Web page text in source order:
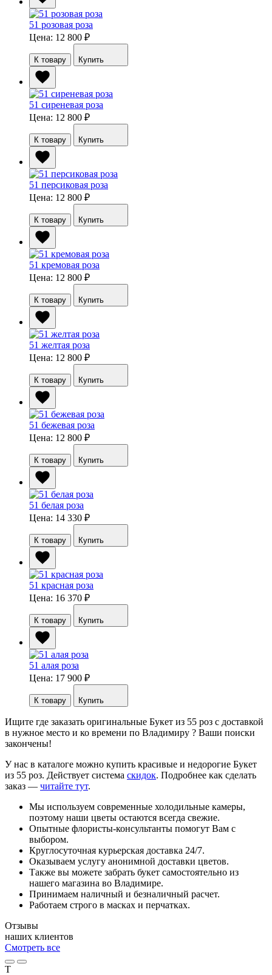
51 розовая роза
Цена: 12 800 ₽
К товару Купить
51 сиреневая роза
Цена: 12 800 ₽
К товару Купить
51 персиковая роза
Цена: 12 800 ₽
К товару Купить
51 кремовая роза
Цена: 12 800 ₽
К товару Купить
51 желтая роза
Цена: 12 800 ₽
К товару Купить
51 бежевая роза
Цена: 12 800 ₽
К товару Купить
51 белая роза
Цена: 14 330 ₽
К товару Купить
51 красная роза
Цена: 16 370 ₽
К товару Купить
51 алая роза
Цена: 17 900 ₽
К товару Купить
Ищите где заказать оригинальные Букет из 55 роз с доставкой
в нужное место и ко времени по Владимиру ? Ваши поиски
закончены!
У нас в каталоге можно купить красивые и недорогие Букет
из 55 роз. Действует система скидок. Подробнее как сделать
заказ — читайте тут.
Мы используем современные холодильные камеры,
поэтому наши цветы остаются всегда свежие.
Опытные флористы-консультанты помогут Вам с
выбором.
Круглосуточная курьерская доставка 24/7.
Оказываем услугу анонимной доставки цветов.
Также вы можете забрать букет самостоятельно из
нашего магазина во Владимире.
Принимаем наличный и безналичный расчет.
Работаем строго в масках и перчатках.
Отзывы
наших клиентов
Смотреть все
Т